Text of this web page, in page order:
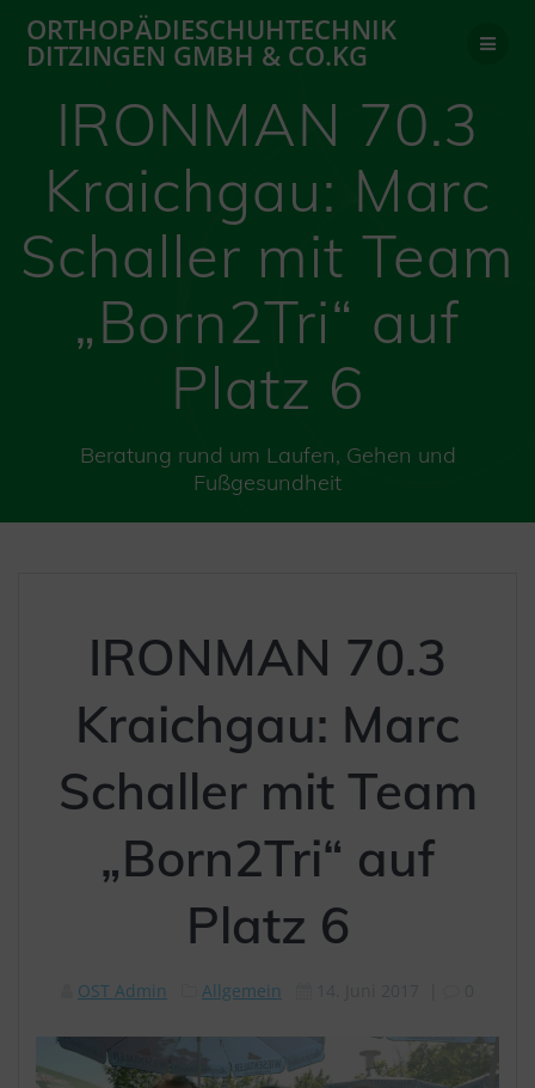
Inhalt
springen
ORTHOPÄDIESCHUHTECHNIK
DITZINGEN GMBH & CO.KG
IRONMAN 70.3
Kraichgau: Marc
Schaller mit Team
„Born2Tri“ auf
Platz 6
Beratung rund um Laufen, Gehen und
Fußgesundheit
IRONMAN 70.3
Kraichgau: Marc
Schaller mit Team
„Born2Tri“ auf
Platz 6
OST Admin Allgemein